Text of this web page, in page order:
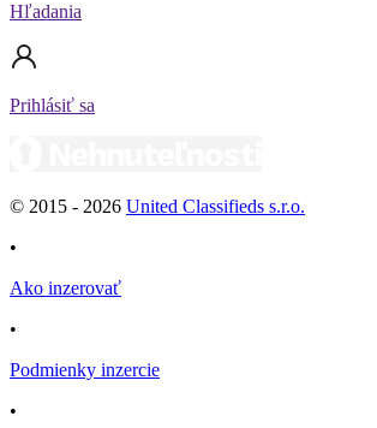
Hľadania
Prihlásiť sa
© 2015 - 2026 United Classifieds s.r.o.
•
Ako inzerovať
•
Podmienky inzercie
•